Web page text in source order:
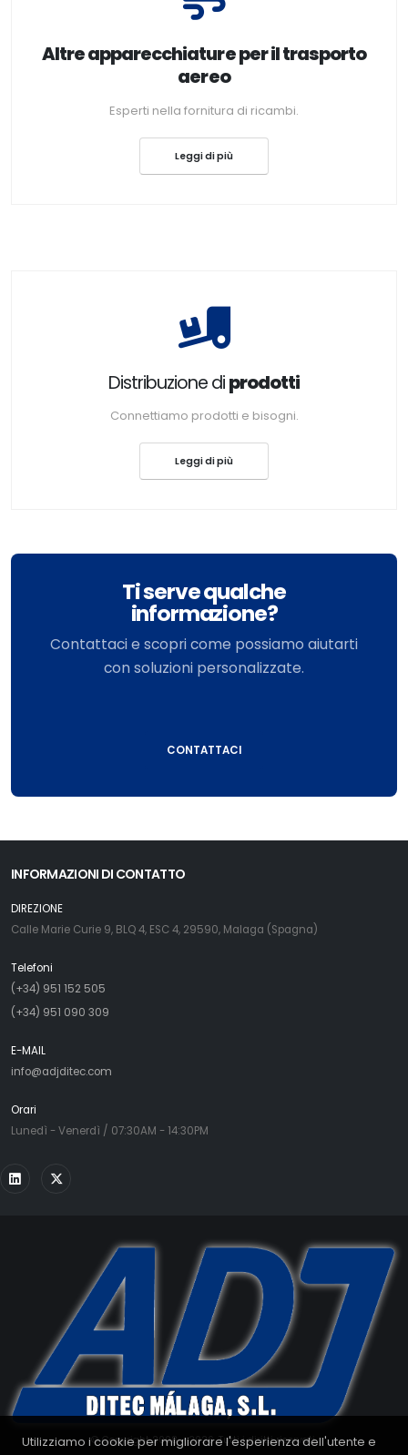
Utilizziamo i cookie per migliorare l'esperienza dell'utente e
Altre apparecchiature per il trasporto
aereo
Esperti nella fornitura di ricambi.
Leggi di più
Distribuzione diprodotti
Connettiamo prodotti e bisogni.
Leggi di più
Ti serve qualche
informazione?
Contattaci e scopri come possiamo aiutarti
con soluzioni personalizzate.
CONTATTACI
INFORMAZIONI DI CONTATTO
DIREZIONE
Calle Marie Curie 9, BLQ 4, ESC 4, 29590, Malaga (Spagna)
Telefoni
(+34) 951 152 505
(+34) 951 090 309
E-MAIL
info@adjditec.com
Orari
Lunedì - Venerdì / 07:30AM - 14:30PM
© Copyright 2008 - 2026. Tutti i diritti riservati.